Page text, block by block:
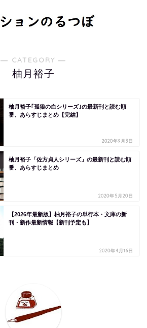
― CATEGORY ―
柚月裕子
柚月裕子｢孤狼の血シリーズ｣の最新刊と読む順
番、あらすじまとめ【完結】
2020年9月3日
柚月裕子「佐方貞人シリーズ」の最新刊と読む順
番、あらすじまとめ
2020年5月20日
【2026年最新版】柚月裕子の単行本・文庫の新
刊・新作最新情報【新刊予定も】
2020年4月16日